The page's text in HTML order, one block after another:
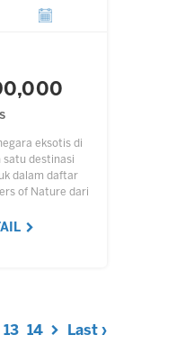
eksotis di
satu destinasi
dalam daftar
of Nature dari
13 14 Last ›